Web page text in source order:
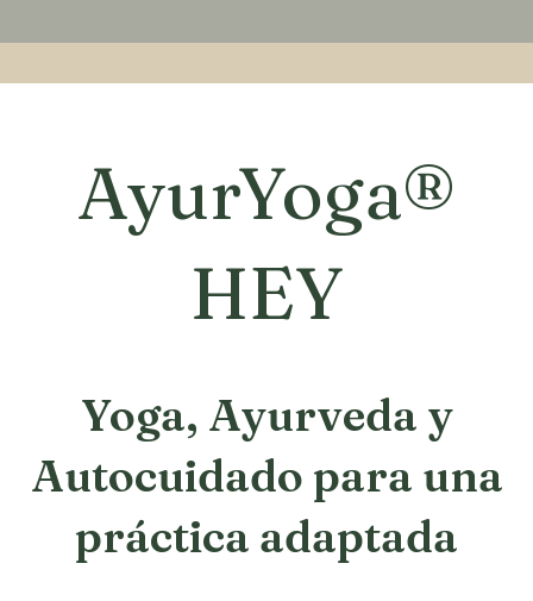
Estás aquí:
AyurYoga®
HEY
Yoga, Ayurveda y
Autocuidado para una
práctica adaptada